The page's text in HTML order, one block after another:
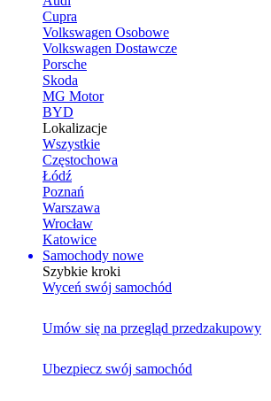
Cupra
Volkswagen Osobowe
Volkswagen Dostawcze
Porsche
Skoda
MG Motor
BYD
Lokalizacje
Wszystkie
Częstochowa
Łódź
Poznań
Warszawa
Wrocław
Katowice
Samochody nowe
Szybkie kroki
Wyceń swój samochód
Umów się na przegląd przedzakupowy
Ubezpiecz swój samochód